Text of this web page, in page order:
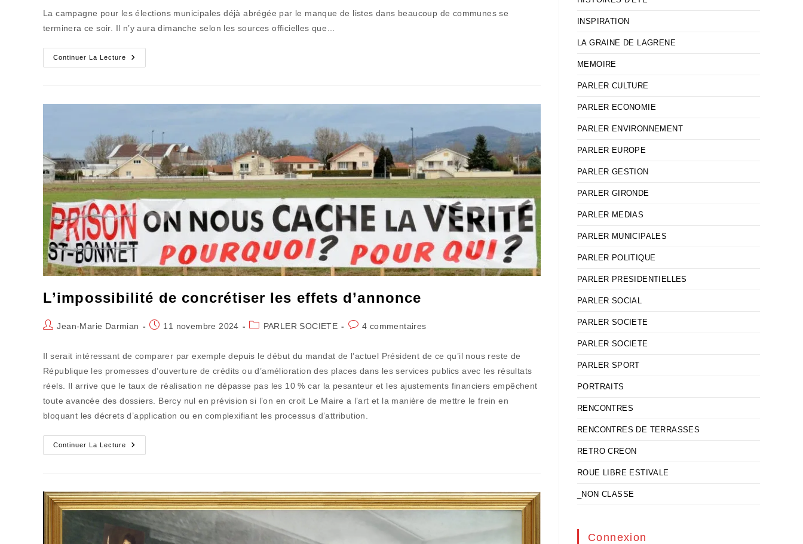
publication :
La campagne pour les élections municipales déjà abrégée par le manque de listes dans beaucoup de communes se
terminera ce soir. Il n’y aura dimanche selon les sources officielles que…
Continuer La Lecture
La
Belle
Forme
L’impossibilité de concrétiser les effets d’annonce
Auteur/autrice
Jean-Marie Darmian
Publication
11 novembre 2024
PostPARLER SOCIETE
Commentaires
4 commentaires
Il serait intéressant de comparer par exemple depuis le début du mandat de l’actuel Président de ce qu’il nous reste de
République les promesses d’ouverture de crédits ou d’amélioration des places dans les services publics avec les résultats
réels. Il arrive que le taux de réalisation ne dépasse pas les 10 % car la pesanteur et les ajustements financiers empêchent
toute avancée des dossiers. Bercy nul en prévision si l’on en croit Le Maire a l’art et la manière de mettre le frein en
bloquant les décrets d’application ou en complexifiant les processus d’attribution.
Continuer La Lecture
L’impossibilité
De
INSPIRATION
LA GRAINE DE LAGRENE
MEMOIRE
PARLER CULTURE
PARLER ECONOMIE
PARLER ENVIRONNEMENT
PARLER EUROPE
PARLER GESTION
PARLER GIRONDE
PARLER MEDIAS
PARLER MUNICIPALES
PARLER POLITIQUE
PARLER PRESIDENTIELLES
PARLER SOCIAL
PARLER SOCIETE
PARLER SOCIETE
PARLER SPORT
PORTRAITS
RENCONTRES
RENCONTRES DE TERRASSES
RETRO CREON
ROUE LIBRE ESTIVALE
_NON CLASSE
Connexion